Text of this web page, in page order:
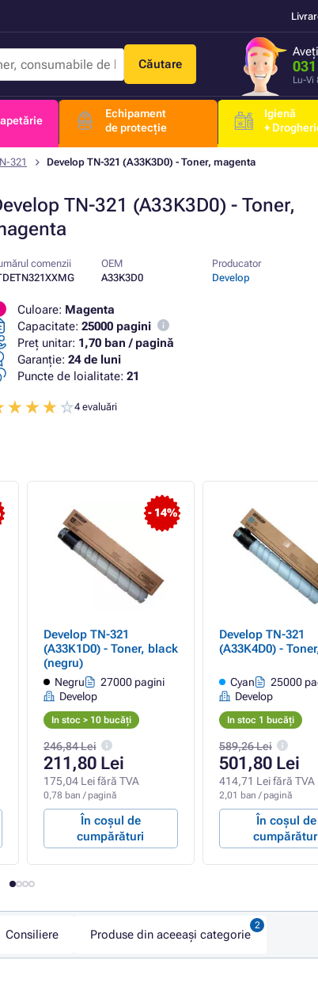
Căutare
Lu-Vi
Echipament
de protecție
Igienă
+
321 Develop TN-321 (A33K3D0) - Toner, magenta
TN-321 (A33K3D0) - Toner,
comenzii
OEM
A33K3D0
Producator
Develop
Culoare: Magenta
Capacitate: 25000 pagini
Preț unitar: 1,70 ban / pagină
Garanţie: 24 de luni
Puncte de loialitate: 21
4 evaluări
- 14%
Develop TN-321
(A33K1D0) - Toner, black
(negru)
Negru
27000 pagini
Develop
In stoc > 10 bucăți
246,84 Lei
211,80 Lei
175,04 Lei fără TVA
0,78 ban / pagină
În coșul de
cumpărături
Develop TN-321
(A33K4D0) -
Cyan
25000
Develop
In stoc 1 bucăți
589,26 Lei
501,80 Lei
414,71 Lei fără TVA
2,01 ban / pagină
În coșul de
Consiliere Produse din aceeași categorie